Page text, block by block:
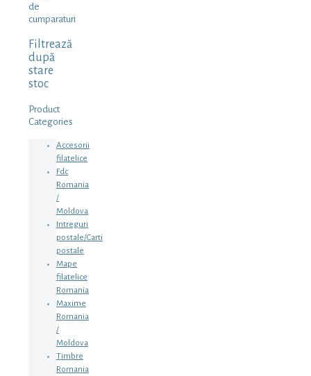
de
cumparaturi
Filtrează
după
stare
stoc
Product
Categories
Accesorii
filatelice
Fdc
Romania
/
Moldova
Intreguri
postale/Carti
postale
Mape
filatelice
Romania
Maxime
Romania
/
Moldova
Timbre
Romania